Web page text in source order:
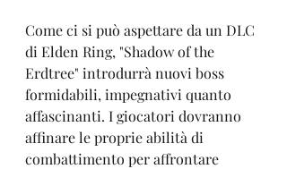
Come ci si può aspettare da un DLC
di Elden Ring, "Shadow of the
Erdtree" introdurrà nuovi boss
formidabili, impegnativi quanto
affascinanti. I giocatori dovranno
affinare le proprie abilità di
combattimento per affrontare